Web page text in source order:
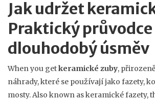
Jak udržet
Praktický
dlouhodobý úsměv
When you getkeramické zuby,
náhrady, které se používají jako fazety,
mosty. Also known askeramické fazety,